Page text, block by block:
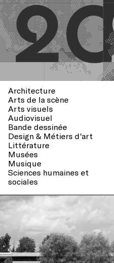
Architecture
Arts de la scène
Arts visuels
Audiovisuel
Bande dessinée
Design & Métiers d'art
Littérature
Musées
Musique
Sciences humaines et
sociales
La Villa
les 50 projets
retenus pour